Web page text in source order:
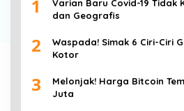
1
Varian Baru Covid-19 Tidak
dan Geografis
2
Waspada! Simak 6 Ciri-Ciri
Kotor
3
Melonjak! Harga Bitcoin
Juta